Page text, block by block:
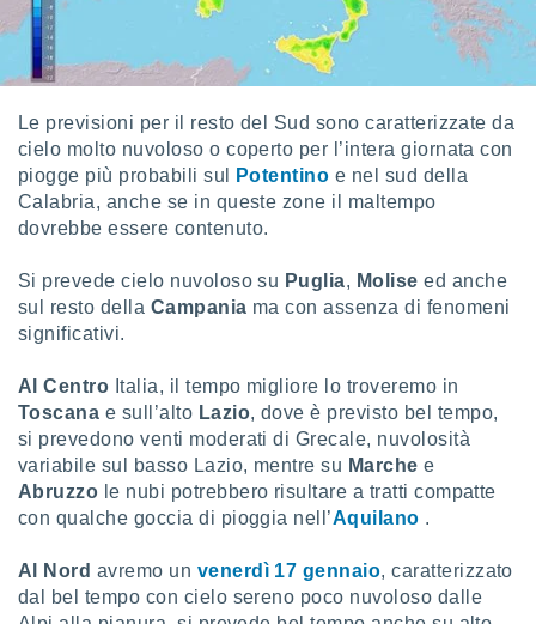
Le previsioni per il resto del Sud sono caratterizzate da
cielo molto nuvoloso o coperto per l’intera giornata con
piogge più probabili sul
Potentino e nel sud della
Calabria, anche se in queste zone il maltempo
dovrebbe essere contenuto.
Si prevede cielo nuvoloso su Puglia, Molise ed anche
sul resto della Campania ma con assenza di fenomeni
significativi.
Al Centro Italia, il tempo migliore lo troveremo in
Toscana e sull’alto Lazio, dove è previsto bel tempo,
si prevedono venti moderati di Grecale, nuvolosità
variabile sul basso Lazio, mentre su Marche e
Abruzzo le nubi potrebbero risultare a tratti compatte
con qualche goccia di pioggia nell’Aquilano .
Al Nord avremo un venerdì 17 gennaio, caratterizzato
dal bel tempo con cielo sereno poco nuvoloso dalle